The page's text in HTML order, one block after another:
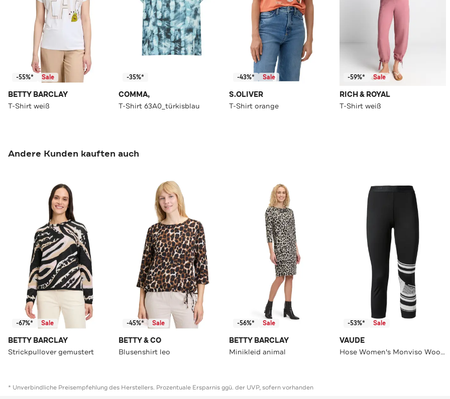
-55%* Sale
BETTY BARCLAY
T-Shirt weiß
-35%*
COMMA,
T-Shirt 63A0_türkisblau
-43%* Sale
S.OLIVER
T-Shirt orange
-59%* Sale
RICH & ROYAL
T-Shirt weiß
Andere Kunden kauften auch
-67%* Sale
BETTY BARCLAY
Strickpullover gemustert
-45%* Sale
BETTY & CO
Blusenshirt leo
-56%* Sale
BETTY BARCLAY
Minikleid animal
-53%* Sale
VAUDE
Hose Women's Monviso Wool 3/4 Tights
* Unverbindliche Preisempfehlung des Herstellers. Prozentuale Ersparnis ggü. der UVP, sofern vorhanden